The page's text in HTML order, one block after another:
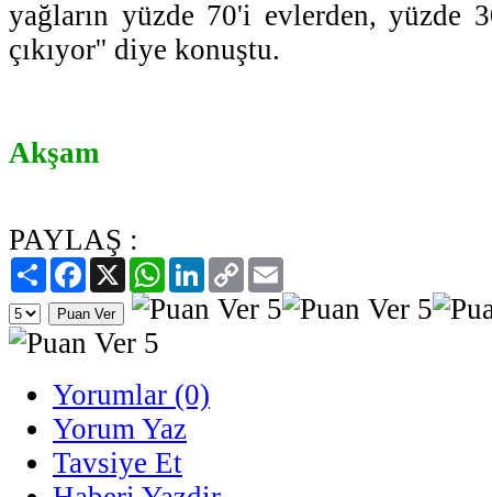
yağların yüzde 70'i evlerden, yüzde
çıkıyor'' diye konuştu.
Akşam
PAYLAŞ :
PaylaşFacebook
X WhatsAppLinkedIn
Copy
Link
Yorumlar (0)
Yorum Yaz
Tavsiye Et